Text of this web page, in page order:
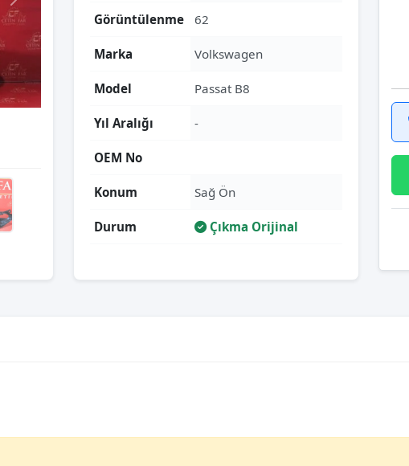
Görüntülenme 62
Marka Volkswagen
Model Passat B8
Yıl Aralığı -
OEM No
Konum Sağ Ön
Durum Çıkma Orijinal